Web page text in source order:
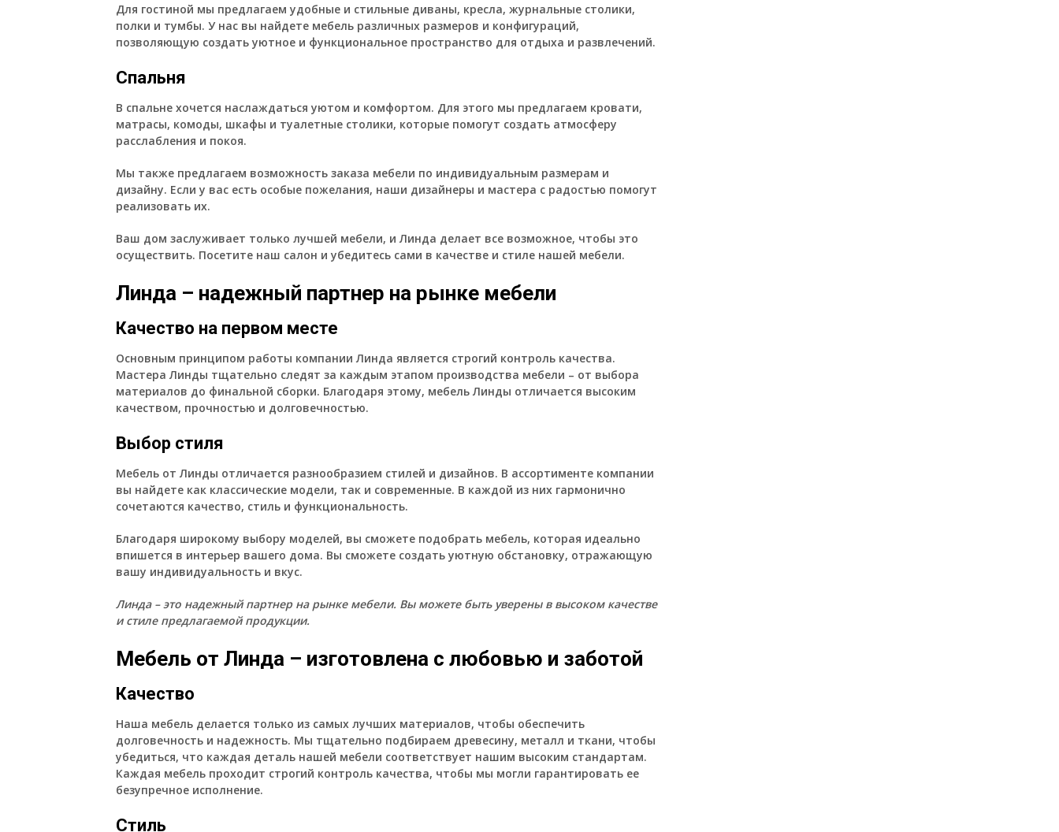
Для гостиной мы предлагаем удобные и стильные диваны, кресла, журнальные столики,
полки и тумбы. У нас вы найдете мебель различных размеров и конфигураций,
позволяющую создать уютное и функциональное пространство для отдыха и развлечений.
Спальня
В спальне хочется наслаждаться уютом и комфортом. Для этого мы предлагаем кровати,
матрасы, комоды, шкафы и туалетные столики, которые помогут создать атмосферу
расслабления и покоя.
Мы также предлагаем возможность заказа мебели по индивидуальным размерам и
дизайну. Если у вас есть особые пожелания, наши дизайнеры и мастера с радостью помогут
реализовать их.
Ваш дом заслуживает только лучшей мебели, и Линда делает все возможное, чтобы это
осуществить. Посетите наш салон и убедитесь сами в качестве и стиле нашей мебели.
Линда – надежный партнер на рынке мебели
Качество на первом месте
Основным принципом работы компании Линда является строгий контроль качества.
Мастера Линды тщательно следят за каждым этапом производства мебели – от выбора
материалов до финальной сборки. Благодаря этому, мебель Линды отличается высоким
качеством, прочностью и долговечностью.
Выбор стиля
Мебель от Линды отличается разнообразием стилей и дизайнов. В ассортименте компании
вы найдете как классические модели, так и современные. В каждой из них гармонично
сочетаются качество, стиль и функциональность.
Благодаря широкому выбору моделей, вы сможете подобрать мебель, которая идеально
впишется в интерьер вашего дома. Вы сможете создать уютную обстановку, отражающую
вашу индивидуальность и вкус.
Линда – это надежный партнер на рынке мебели. Вы можете быть уверены в высоком качестве
и стиле предлагаемой продукции.
Мебель от Линда – изготовлена с любовью и заботой
Качество
Наша мебель делается только из самых лучших материалов, чтобы обеспечить
долговечность и надежность. Мы тщательно подбираем древесину, металл и ткани, чтобы
убедиться, что каждая деталь нашей мебели соответствует нашим высоким стандартам.
Каждая мебель проходит строгий контроль качества, чтобы мы могли гарантировать ее
безупречное исполнение.
Стиль